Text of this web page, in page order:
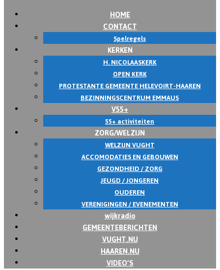
HOME
CONTACT
Spelregels
KERKEN
H. NICOLAASKERK
OPEN KERK
PROTESTANTE GEMEENTE HELEVOIRT-HAAREN
BEZINNINGSCENTRUM EMMAUS
V55+
55+ activiteiten
ZORG/WELZIJN
WELZIJN VUGHT
ACCOMODATIES EN GEBOUWEN
GEZONDHEID / ZORG
JEUGD / JONGEREN
OUDEREN
VERENIGINGEN / EVENEMENTEN
wijkradio
GEMEENTEBERICHTEN
VUGHT.NU
HAAREN.NU
VIDEO’S